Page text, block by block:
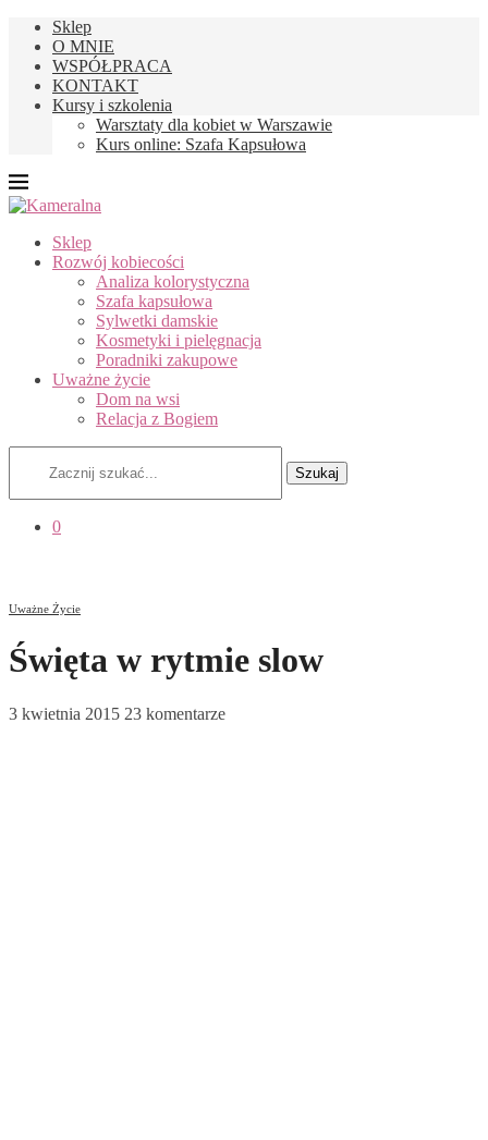
Sklep
O MNIE
WSPÓŁPRACA
KONTAKT
Kursy i szkolenia
Warsztaty dla kobiet w Warszawie
Kurs online: Szafa Kapsułowa
Sklep
Rozwój kobiecości
Analiza kolorystyczna
Szafa kapsułowa
Sylwetki damskie
Kosmetyki i pielęgnacja
Poradniki zakupowe
Uważne życie
Dom na wsi
Relacja z Bogiem
Szukaj
0
Uważne Życie
Święta w rytmie slow
3 kwietnia 2015 23 komentarze